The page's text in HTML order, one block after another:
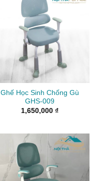
Ghế Học Sinh Chống Gù
GHS-009
1,650,000 ₫